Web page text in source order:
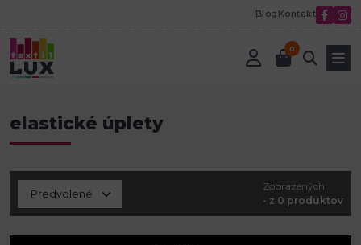
Blog Kontakt
0
Úvod elastické úplety
elastické úplety
Zobrazených:
- z 0 produktov